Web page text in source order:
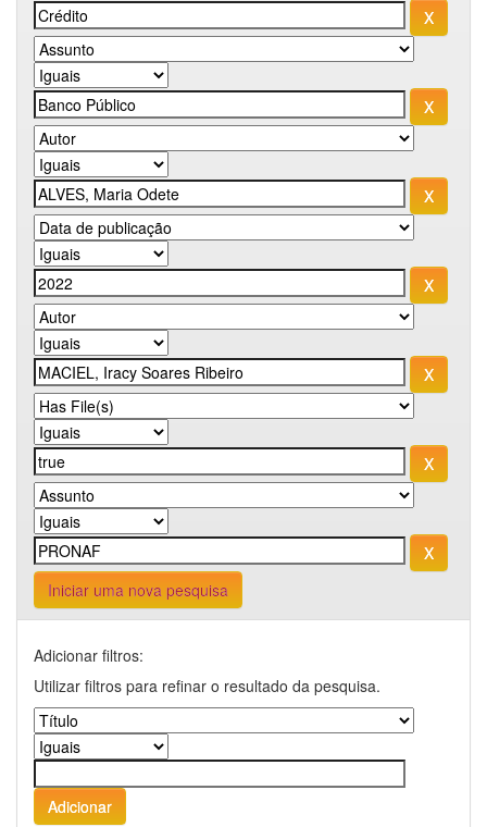
Iniciar uma nova pesquisa
Adicionar filtros:
Utilizar filtros para refinar o resultado da pesquisa.